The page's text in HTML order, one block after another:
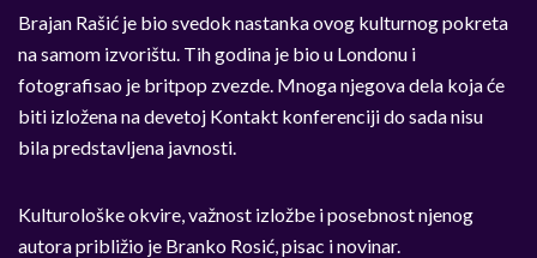
Brajan Rašić je bio svedok nastanka ovog kulturnog pokreta
na samom izvorištu. Tih godina je bio u Londonu i
fotografisao je britpop zvezde. Mnoga njegova dela koja će
biti izložena na devetoj Kontakt konferenciji do sada nisu
bila predstavljena javnosti.
Kulturološke okvire, važnost izložbe i posebnost njenog
autora približio je Branko Rosić, pisac i novinar.